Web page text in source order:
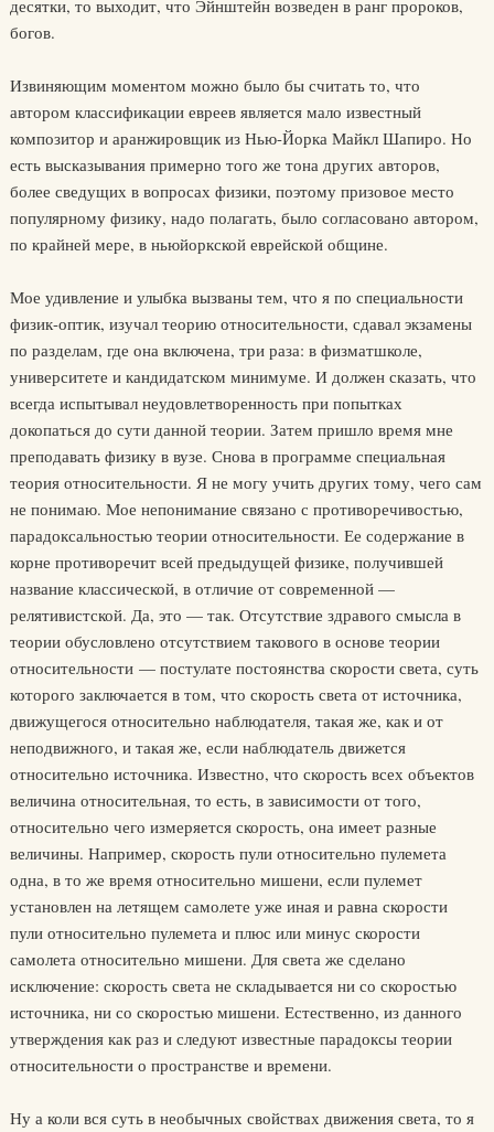
десятки, то выходит, что Эйнштейн возведен в ранг пророков,
богов.
Извиняющим моментом можно было бы считать то, что
автором классификации евреев является мало известный
композитор и аранжировщик из Нью-Йорка Майкл Шапиро. Но
есть высказывания примерно того же тона других авторов,
более сведущих в вопросах физики, поэтому призовое место
популярному физику, надо полагать, было согласовано автором,
по крайней мере, в ньюйоркской еврейской общине.
Мое удивление и улыбка вызваны тем, что я по специальности
физик-оптик, изучал теорию относительности, сдавал экзамены
по разделам, где она включена, три раза: в физматшколе,
университете и кандидатском минимуме. И должен сказать, что
всегда испытывал неудовлетворенность при попытках
докопаться до сути данной теории. Затем пришло время мне
преподавать физику в вузе. Снова в программе специальная
теория относительности. Я не могу учить других тому, чего сам
не понимаю. Мое непонимание связано с противоречивостью,
парадоксальностью теории относительности. Ее содержание в
корне противоречит всей предыдущей физике, получившей
название классической, в отличие от современной —
релятивистской. Да, это — так. Отсутствие здравого смысла в
теории обусловлено отсутствием такового в основе теории
относительности — постулате постоянства скорости света, суть
которого заключается в том, что скорость света от источника,
движущегося относительно наблюдателя, такая же, как и от
неподвижного, и такая же, если наблюдатель движется
относительно источника. Известно, что скорость всех объектов
величина относительная, то есть, в зависимости от того,
относительно чего измеряется скорость, она имеет разные
величины. Например, скорость пули относительно пулемета
одна, в то же время относительно мишени, если пулемет
установлен на летящем самолете уже иная и равна скорости
пули относительно пулемета и плюс или минус скорости
самолета относительно мишени. Для света же сделано
исключение: скорость света не складывается ни со скоростью
источника, ни со скоростью мишени. Естественно, из данного
утверждения как раз и следуют известные парадоксы теории
относительности о пространстве и времени.
Ну а коли вся суть в необычных свойствах движения света, то я